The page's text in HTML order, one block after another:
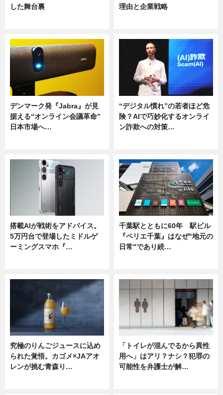
した舞台裏
理由と企業戦略
デンマーク発『Jabra』が見
据える“オンライン会議革命”
日本市場へ…
“デジタル慣れ”の若者ほど危
険？AIで巧妙化するオンライ
ン詐欺への対策…
搭載AIが戦術をアドバイス。
5万円台で登場したミドルゲ
ーミングスマホ『…
千葉駅とともに60年 駅ビル
『ペリエ千葉』はなぜ"地元の
日常"であり続…
究極のりんごジュースに込め
られた覚悟。カゴメ×JAアオ
レンが挑む青森り…
「トイレが混んでるから異性
用へ」はアリ？ナシ？犯罪の
可能性を弁護士が解…